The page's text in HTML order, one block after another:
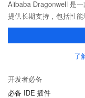
Alibaba Dragonwell 是
提供长期支持，包括性
准，您可以在任何常用
macOS）上开发 Java
了
开发者必备
必备 IDE 插件